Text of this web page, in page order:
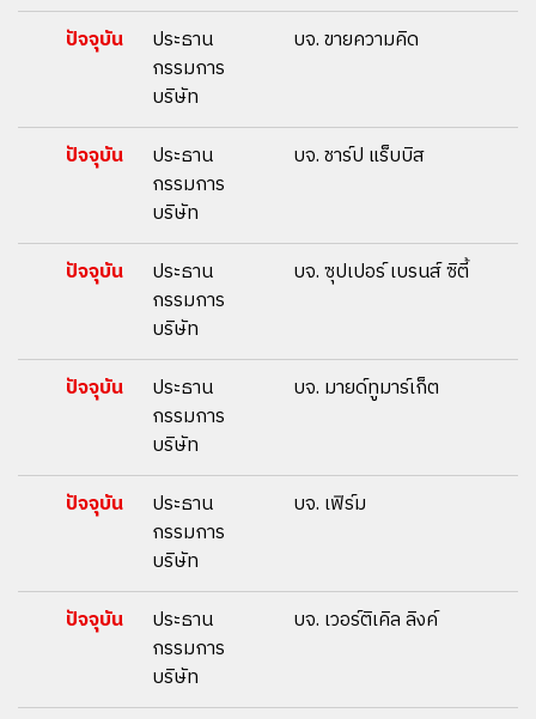
ปัจจุบัน
ประธาน
กรรมการ
บริษัท
บจ. ขายความคิด
ปัจจุบัน
ประธาน
กรรมการ
บริษัท
บจ. ชาร์ป แร็บบิส
ปัจจุบัน
ประธาน
กรรมการ
บริษัท
บจ. ซุปเปอร์ เบรนส์ ซิตี้
ปัจจุบัน
ประธาน
กรรมการ
บริษัท
บจ. มายด์ทูมาร์เก็ต
ปัจจุบัน
ประธาน
กรรมการ
บริษัท
บจ. เฟิร์ม
ปัจจุบัน
ประธาน
กรรมการ
บริษัท
บจ. เวอร์ติเคิล ลิงค์